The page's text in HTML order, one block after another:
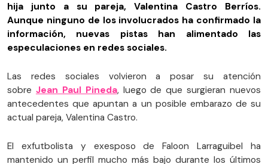
hija junto a su pareja, Valentina Castro Berríos.
Aunque ninguno de los involucrados ha confirmado la
información, nuevas pistas han alimentado las
especulaciones en redes sociales.
Las redes sociales volvieron a posar su atención
sobre Jean Paul Pineda, luego de que surgieran nuevos
antecedentes que apuntan a un posible embarazo de su
actual pareja, Valentina Castro.
El exfutbolista y exesposo de Faloon Larraguibel ha
mantenido un perfil mucho más bajo durante los últimos